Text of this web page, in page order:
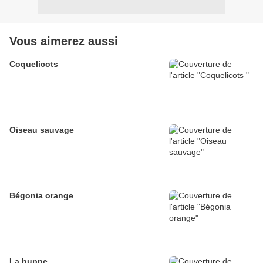
Vous aimerez aussi
Coquelicots
Oiseau sauvage
Bégonia orange